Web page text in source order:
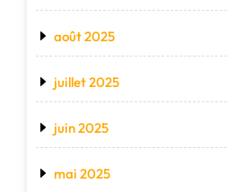
août 2025
juillet 2025
juin 2025
mai 2025